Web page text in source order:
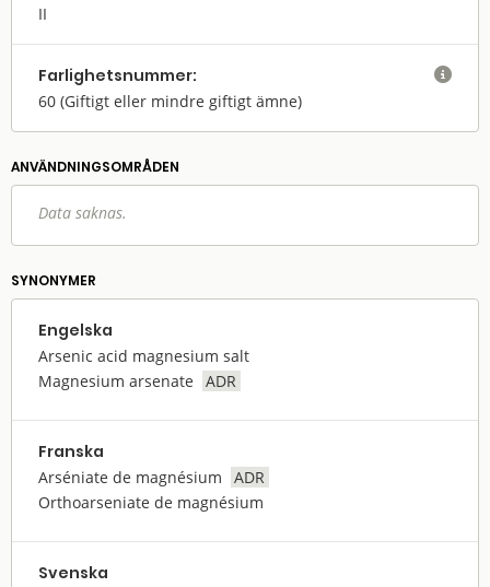
II
Farlighets­nummer:
60 (Giftigt eller mindre giftigt ämne)

ANVÄNDNINGS­OMRÅDEN
Data saknas.
SYNONYMER
Engelska
Arsenic acid magnesium salt
Magnesium arsenate
ADR
Franska
Arséniate de magnésium
ADR
Orthoarseniate de magnésium
Svenska